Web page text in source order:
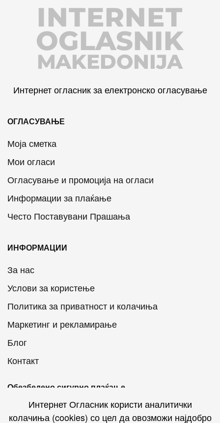
INTERNET
MAKEDONIJA
OGLASNIK
Интернет огласник за електронско огласување
ОГЛАСУВАЊЕ
Моја сметка
Мои огласи
Огласување и промоција на огласи
Информации за плаќање
Често Поставувани Прашања
ИНФОРМАЦИИ
За нас
Услови за користење
Политика за приватност и колачиња
Маркетинг и рекламирање
Блог
Контакт
Обезбедено сигурно плаќање
Интернет Огласник користи аналитички
колачиња (cookies) со цел да овозможи најдобро